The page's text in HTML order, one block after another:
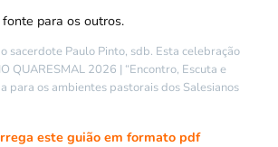
para os outros.
sacerdote Paulo Pinto, sdb. Esta celebração
QUARESMAL 2026 | “Encontro, Escuta e
para os ambientes pastorais dos Salesianos
este guião em formato pdf